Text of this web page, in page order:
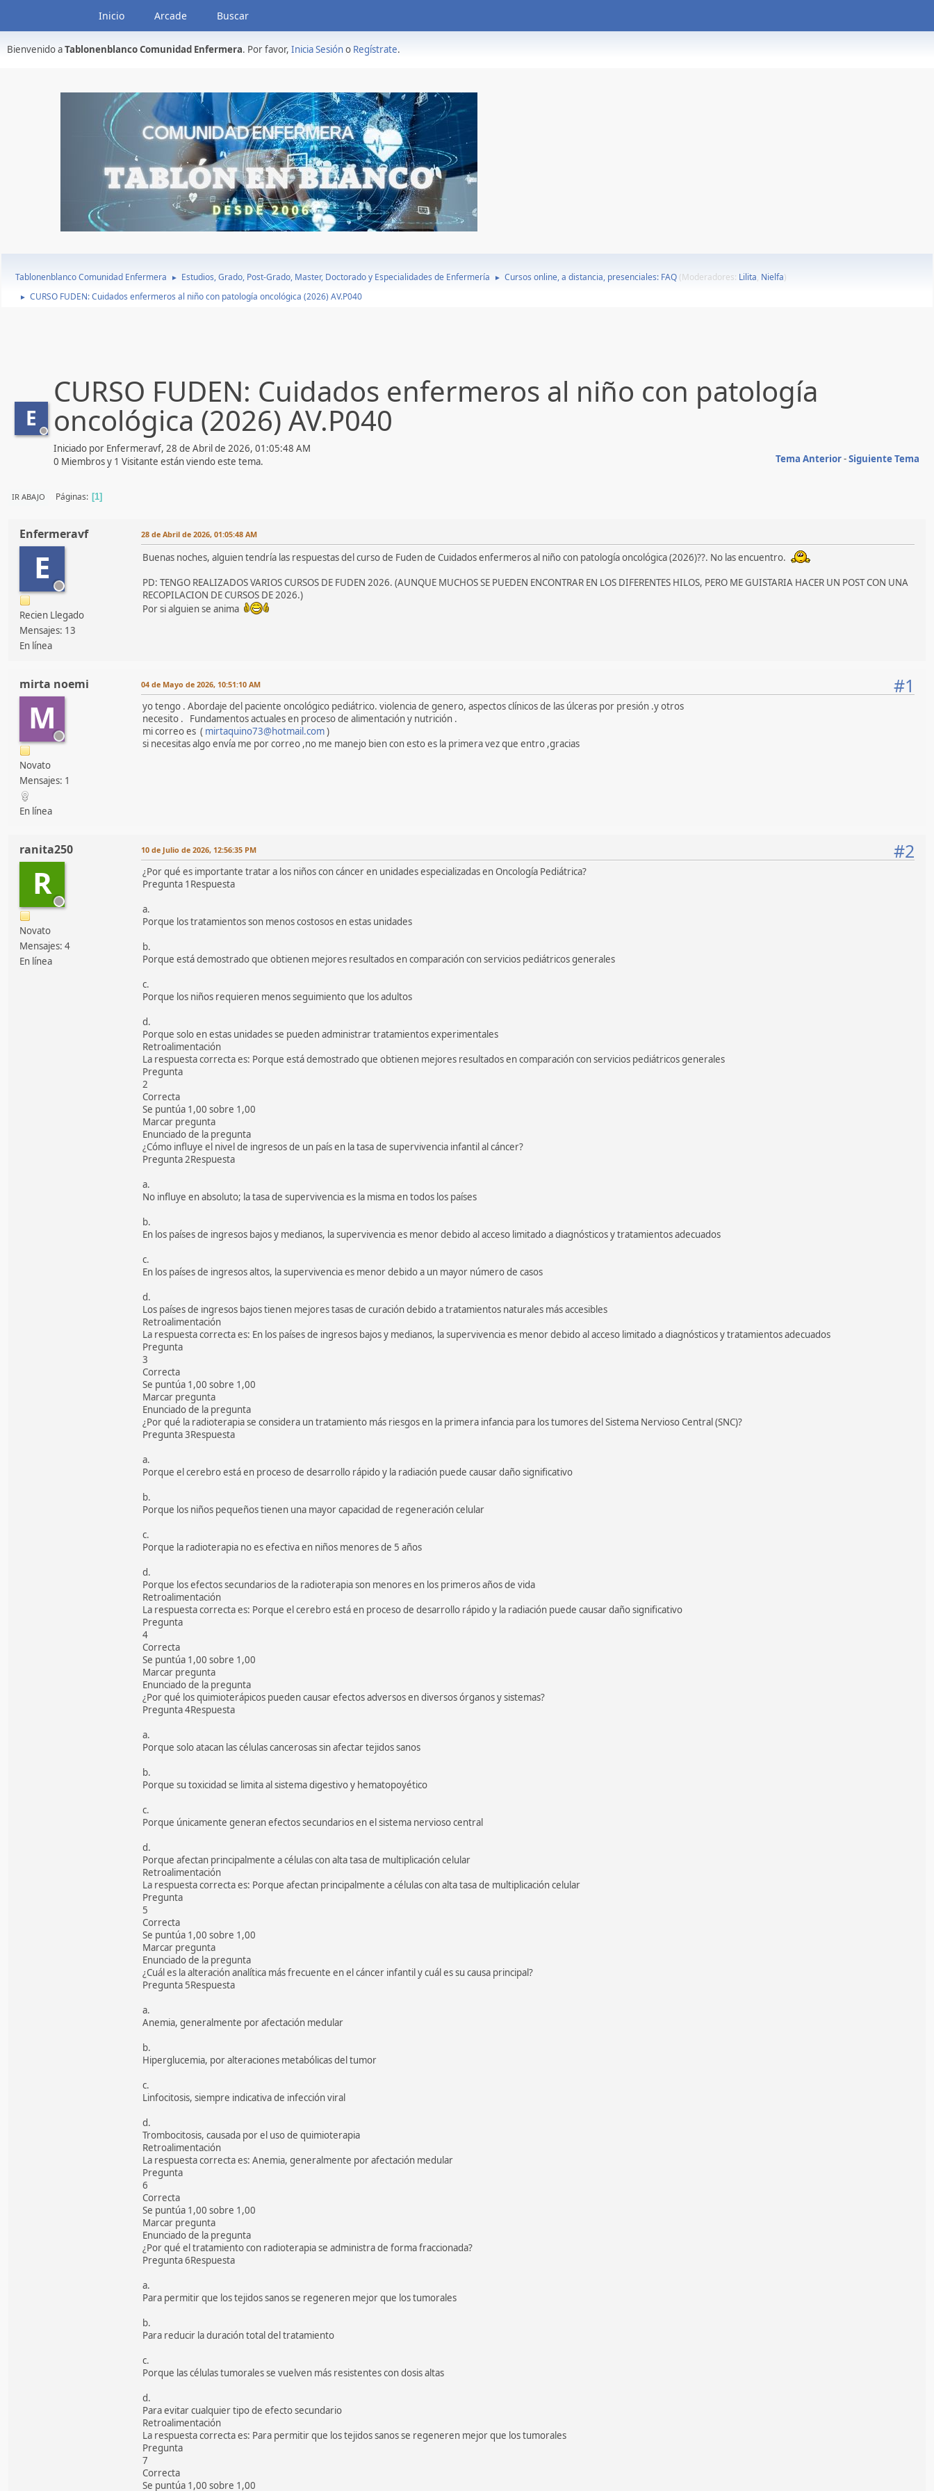
Inicio Arcade Buscar
Bienvenido aTablonenblanco Comunidad Enfermera. Por favor, Inicia Sesióno Regístrate.
Tablonenblanco Comunidad Enfermera ► Estudios, Grado, Post-Grado, Master, Doctorado y Especialidades de Enfermería ► Cursos online, a distancia, presenciales: FAQ (Moderadores: Lilita, Nielfa)
► CURSO FUDEN: Cuidados enfermeros al niño con patología oncológica (2026) AV.P040
E
CURSO FUDEN: Cuidados enfermeros al niño con patología
oncológica (2026) AV.P040
Iniciado por Enfermeravf, 28 de Abril de 2026, 01:05:48 AM
Tema Anterior-Siguiente Tema
0 Miembros y 1 Visitante están viendo este tema.
IR ABAJO Páginas 1
Enfermeravf
E
Recien Llegado
Mensajes: 13
En línea
28 de Abril de 2026, 01:05:48 AM
Buenas noches, alguien tendría las respuestas del curso de Fuden de Cuidados enfermeros al niño con patología oncológica (2026)??. No las encuentro.
PD: TENGO REALIZADOS VARIOS CURSOS DE FUDEN 2026. (AUNQUE MUCHOS SE PUEDEN ENCONTRAR EN LOS DIFERENTES HILOS, PERO ME GUISTARIA HACER UN POST CON UNA
RECOPILACION DE CURSOS DE 2026.)
Por si alguien se anima
mirta noemi
M
Novato
Mensajes: 1
En línea
#1
04 de Mayo de 2026, 10:51:10 AM
yo tengo . Abordaje del paciente oncológico pediátrico. violencia de genero, aspectos clínicos de las úlceras por presión .y otros
necesito . Fundamentos actuales en proceso de alimentación y nutrición .
mi correo es ( mirtaquino73@hotmail.com)
si necesitas algo envía me por correo ,no me manejo bien con esto es la primera vez que entro ,gracias
ranita250
R
Novato
Mensajes: 4
En línea
#2
10 de Julio de 2026, 12:56:35 PM
¿Por qué es importante tratar a los niños con cáncer en unidades especializadas en Oncología Pediátrica?
Pregunta 1Respuesta
a.
Porque los tratamientos son menos costosos en estas unidades
b.
Porque está demostrado que obtienen mejores resultados en comparación con servicios pediátricos generales
c.
Porque los niños requieren menos seguimiento que los adultos
d.
Porque solo en estas unidades se pueden administrar tratamientos experimentales
Retroalimentación
La respuesta correcta es: Porque está demostrado que obtienen mejores resultados en comparación con servicios pediátricos generales
Pregunta
2
Correcta
Se puntúa 1,00 sobre 1,00
Marcar pregunta
Enunciado de la pregunta
¿Cómo influye el nivel de ingresos de un país en la tasa de supervivencia infantil al cáncer?
Pregunta 2Respuesta
a.
No influye en absoluto; la tasa de supervivencia es la misma en todos los países
b.
En los países de ingresos bajos y medianos, la supervivencia es menor debido al acceso limitado a diagnósticos y tratamientos adecuados
c.
En los países de ingresos altos, la supervivencia es menor debido a un mayor número de casos
d.
Los países de ingresos bajos tienen mejores tasas de curación debido a tratamientos naturales más accesibles
Retroalimentación
La respuesta correcta es: En los países de ingresos bajos y medianos, la supervivencia es menor debido al acceso limitado a diagnósticos y tratamientos adecuados
Pregunta
3
Correcta
Se puntúa 1,00 sobre 1,00
Marcar pregunta
Enunciado de la pregunta
¿Por qué la radioterapia se considera un tratamiento más riesgos en la primera infancia para los tumores del Sistema Nervioso Central (SNC)?
Pregunta 3Respuesta
a.
Porque el cerebro está en proceso de desarrollo rápido y la radiación puede causar daño significativo
b.
Porque los niños pequeños tienen una mayor capacidad de regeneración celular
c.
Porque la radioterapia no es efectiva en niños menores de 5 años
d.
Porque los efectos secundarios de la radioterapia son menores en los primeros años de vida
Retroalimentación
La respuesta correcta es: Porque el cerebro está en proceso de desarrollo rápido y la radiación puede causar daño significativo
Pregunta
4
Correcta
Se puntúa 1,00 sobre 1,00
Marcar pregunta
Enunciado de la pregunta
¿Por qué los quimioterápicos pueden causar efectos adversos en diversos órganos y sistemas?
Pregunta 4Respuesta
a.
Porque solo atacan las células cancerosas sin afectar tejidos sanos
b.
Porque su toxicidad se limita al sistema digestivo y hematopoyético
c.
Porque únicamente generan efectos secundarios en el sistema nervioso central
d.
Porque afectan principalmente a células con alta tasa de multiplicación celular
Retroalimentación
La respuesta correcta es: Porque afectan principalmente a células con alta tasa de multiplicación celular
Pregunta
5
Correcta
Se puntúa 1,00 sobre 1,00
Marcar pregunta
Enunciado de la pregunta
¿Cuál es la alteración analítica más frecuente en el cáncer infantil y cuál es su causa principal?
Pregunta 5Respuesta
a.
Anemia, generalmente por afectación medular
b.
Hiperglucemia, por alteraciones metabólicas del tumor
c.
Linfocitosis, siempre indicativa de infección viral
d.
Trombocitosis, causada por el uso de quimioterapia
Retroalimentación
La respuesta correcta es: Anemia, generalmente por afectación medular
Pregunta
6
Correcta
Se puntúa 1,00 sobre 1,00
Marcar pregunta
Enunciado de la pregunta
¿Por qué el tratamiento con radioterapia se administra de forma fraccionada?
Pregunta 6Respuesta
a.
Para permitir que los tejidos sanos se regeneren mejor que los tumorales
b.
Para reducir la duración total del tratamiento
c.
Porque las células tumorales se vuelven más resistentes con dosis altas
d.
Para evitar cualquier tipo de efecto secundario
Retroalimentación
La respuesta correcta es: Para permitir que los tejidos sanos se regeneren mejor que los tumorales
Pregunta
7
Correcta
Se puntúa 1,00 sobre 1,00